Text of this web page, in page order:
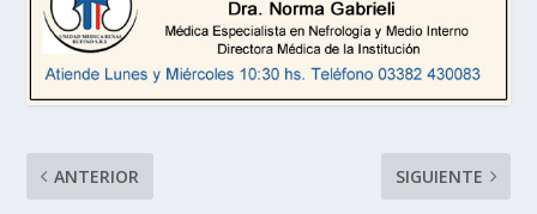
ANTERIOR SIGUIENTE